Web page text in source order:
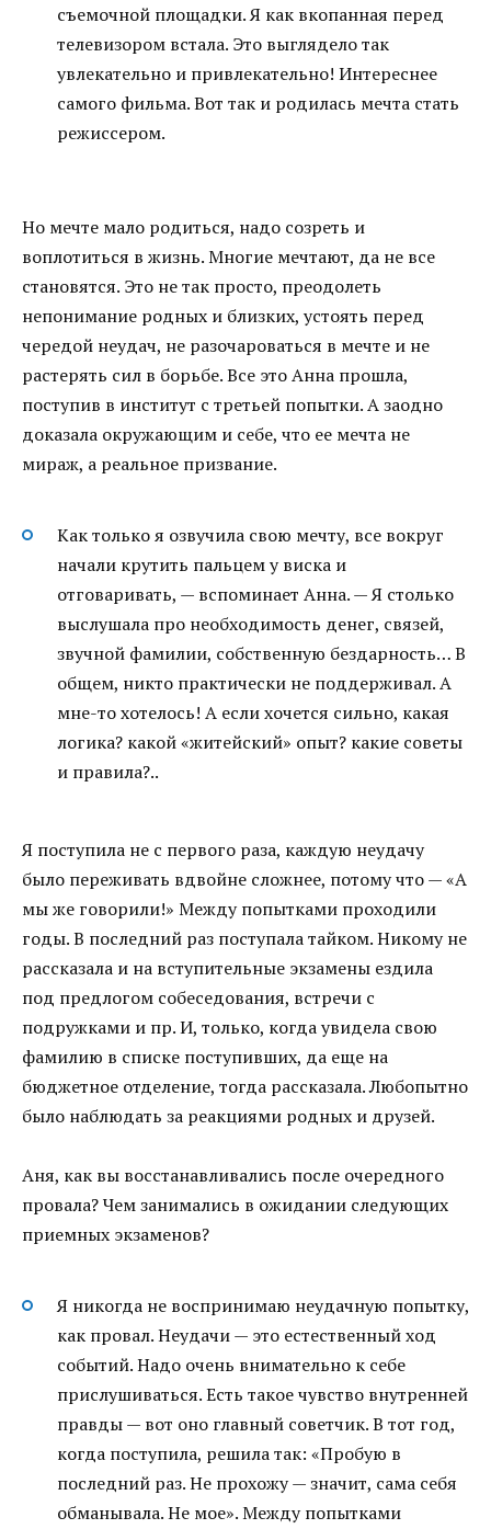
съемочной площадки. Я как вкопанная перед
телевизором встала. Это выглядело так
увлекательно и привлекательно! Интереснее
самого фильма. Вот так и родилась мечта стать
режиссером.
Но мечте мало родиться, надо созреть и
воплотиться в жизнь. Многие мечтают, да не все
становятся. Это не так просто, преодолеть
непонимание родных и близких, устоять перед
чередой неудач, не разочароваться в мечте и не
растерять сил в борьбе. Все это Анна прошла,
поступив в институт с третьей попытки. А заодно
доказала окружающим и себе, что ее мечта не
мираж, а реальное призвание.
Как только я озвучила свою мечту, все вокруг
начали крутить пальцем у виска и
отговаривать, — вспоминает Анна. — Я столько
выслушала про необходимость денег, связей,
звучной фамилии, собственную бездарность… В
общем, никто практически не поддерживал. А
мне-то хотелось! А если хочется сильно, какая
логика? какой «житейский» опыт? какие советы
и правила?..
Я поступила не с первого раза, каждую неудачу
было переживать вдвойне сложнее, потому что — «А
мы же говорили!» Между попытками проходили
годы. В последний раз поступала тайком. Никому не
рассказала и на вступительные экзамены ездила
под предлогом собеседования, встречи с
подружками и пр. И, только, когда увидела свою
фамилию в списке поступивших, да еще на
бюджетное отделение, тогда рассказала. Любопытно
было наблюдать за реакциями родных и друзей.
Аня, как вы восстанавливались после очередного
провала? Чем занимались в ожидании следующих
приемных экзаменов?
Я никогда не воспринимаю неудачную попытку,
как провал. Неудачи — это естественный ход
событий. Надо очень внимательно к себе
прислушиваться. Есть такое чувство внутренней
правды — вот оно главный советчик. В тот год,
когда поступила, решила так: «Пробую в
последний раз. Не прохожу — значит, сама себя
обманывала. Не мое». Между попытками